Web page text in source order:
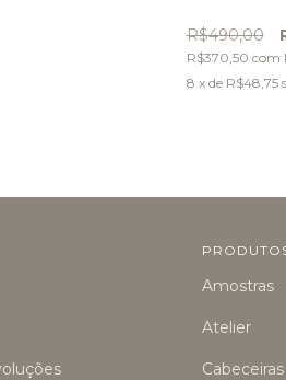
R$490,00
R$370,50 com
8 x de R$48,75
Amostras
Atelier
Cabeceiras